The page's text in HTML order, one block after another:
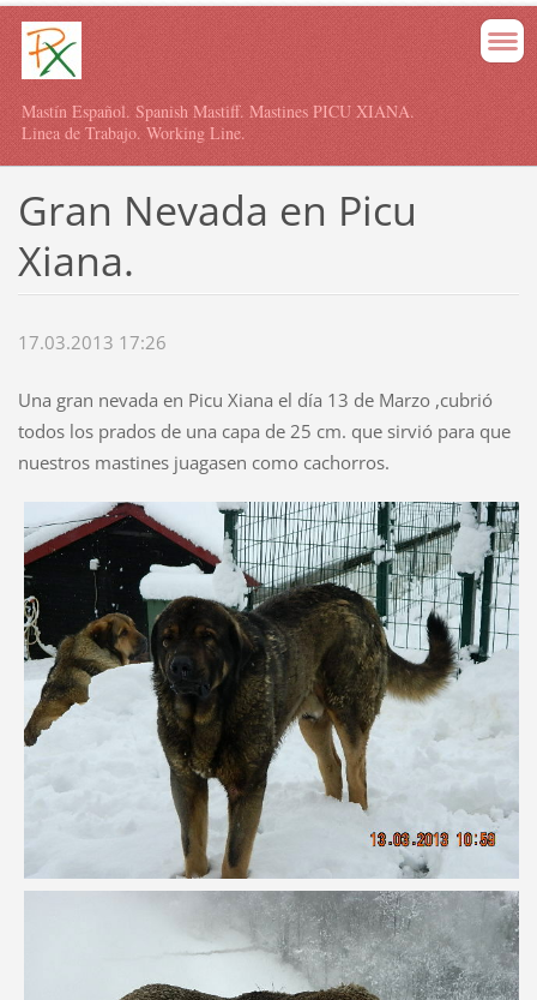
Mastín Español. Spanish Mastiff. Mastines PICU XIANA.
Linea de Trabajo. Working Line.
Gran Nevada en Picu
Xiana.
17.03.2013 17:26
Una gran nevada en Picu Xiana el día 13 de Marzo ,cubrió
todos los prados de una capa de 25 cm. que sirvió para que
nuestros mastines juagasen como cachorros.